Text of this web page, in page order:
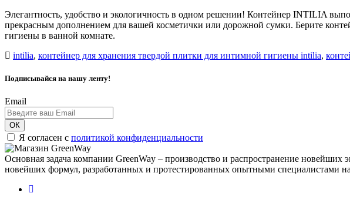
Элегантность, удобство и экологичность в одном решении! Контейнер INTILIA
прекрасным дополнением для вашей косметички или дорожной сумки. Берите
гигиены в ванной комнате.
intilia, контейнер для хранения твердой плитки для интимной гигиены intilia,
Подписывайся на нашу ленту!
Email
ОК
Я согласен с политикой конфиденциальности
Основная задача компании GreenWay – производство и распространение
новейших формул, разработанных и протестированных опытными специалистами